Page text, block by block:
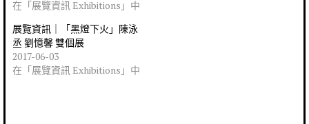
在「展覽資訊 Exhibitions」中
展覽資訊｜「黑燈下火」陳泳
丞 劉憶馨 雙個展
2017-06-03
在「展覽資訊 Exhibitions」中